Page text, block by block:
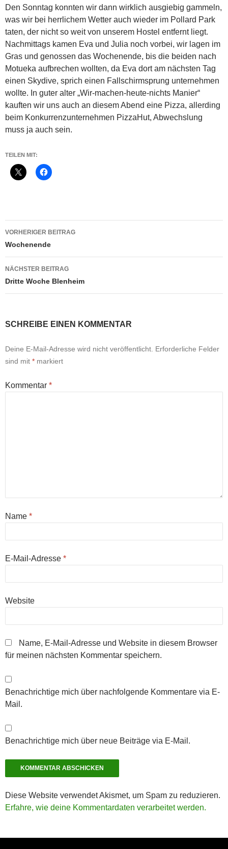
Den Sonntag konnten wir dann wirklich ausgiebig gammeln,
was wir bei herrlichem Wetter auch wieder im Pollard Park
taten, der nicht so weit von unserem Hostel entfernt liegt.
Nachmittags kamen Eva und Julia noch vorbei, wir lagen im
Gras und genossen das Wochenende, bis die beiden nach
Motueka aufbrechen wollten, da Eva dort am nächsten Tag
einen Skydive, sprich einen Fallschirmsprung unternehmen
wollte. In guter alter „Wir-machen-heute-nichts Manier“
kauften wir uns auch an diesem Abend eine Pizza, allerding
beim Konkurrenzunternehmen PizzaHut, Abwechslung
muss ja auch sein.
TEILEN MIT:
Beitragsnavigation
VORHERIGER BEITRAG
Wochenende
NÄCHSTER BEITRAG
Dritte Woche Blenheim
SCHREIBE EINEN KOMMENTAR
Deine E-Mail-Adresse wird nicht veröffentlicht. Erforderliche Felder
sind mit * markiert
Kommentar *
Name *
E-Mail-Adresse *
Website
Name, E-Mail-Adresse und Website in diesem Browser
für meinen nächsten Kommentar speichern.
Benachrichtige mich über nachfolgende Kommentare via E-
Mail.
Benachrichtige mich über neue Beiträge via E-Mail.
Diese Website verwendet Akismet, um Spam zu reduzieren.
Erfahre, wie deine Kommentardaten verarbeitet werden.